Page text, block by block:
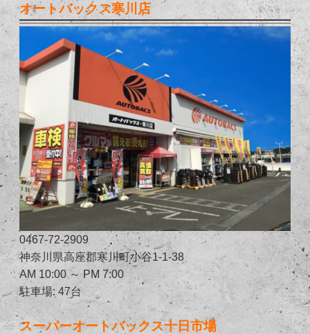
オートバックス寒川店
0467-72-2909
神奈川県高座郡寒川町小谷1-1-38
AM 10:00 ～ PM 7:00
駐車場: 47台
スーパーオートバックス十日市場